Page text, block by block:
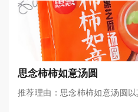
思念柿柿如意汤圆
推荐理由：思念柿柿如意汤圆